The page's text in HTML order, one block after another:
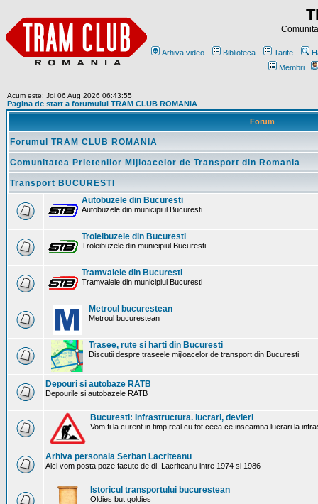
Arhiva video Biblioteca Tarife
Membri
Acum este: Joi 06 Aug 2026 06:43:55
Pagina de start a forumului TRAM CLUB ROMANIA
Forum
Forumul TRAM CLUB ROMANIA
Comunitatea Prietenilor Mijloacelor de Transport din Romania
Transport BUCURESTI
Autobuzele din Bucuresti
Autobuzele din municipiul Bucuresti
Troleibuzele din Bucuresti
Troleibuzele din municipiul Bucuresti
Tramvaiele din Bucuresti
Tramvaiele din municipiul Bucuresti
Metroul bucurestean
Metroul bucurestean
Trasee, rute si harti din Bucuresti
Discutii despre traseele mijloacelor de transport din Bucuresti
Depouri si autobaze RATB
Depourile si autobazele RATB
Bucuresti: Infrastructura. lucrari, devieri
Vom fi la curent in timp real cu tot ceea ce inseamna lucrari la
Arhiva personala Serban Lacriteanu
Aici vom posta poze facute de dl. Lacriteanu intre 1974 si 1986
Istoricul transportului bucurestean
Oldies but goldies